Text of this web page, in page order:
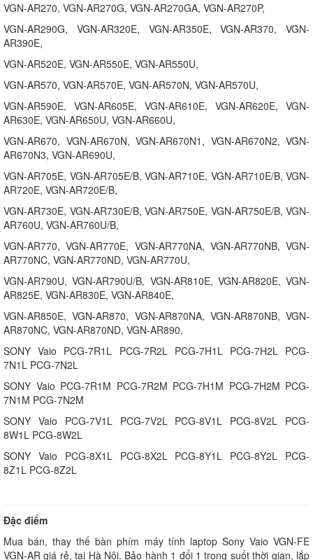
VGN-AR270, VGN-AR270G, VGN-AR270GA, VGN-AR270P,
VGN-AR290G, VGN-AR320E, VGN-AR350E, VGN-AR370, VGN-
AR390E,
VGN-AR520E, VGN-AR550E, VGN-AR550U,
VGN-AR570, VGN-AR570E, VGN-AR570N, VGN-AR570U,
VGN-AR590E, VGN-AR605E, VGN-AR610E, VGN-AR620E, VGN-
AR630E, VGN-AR650U, VGN-AR660U,
VGN-AR670, VGN-AR670N, VGN-AR670N1, VGN-AR670N2, VGN-
AR670N3, VGN-AR690U,
VGN-AR705E, VGN-AR705E/B, VGN-AR710E, VGN-AR710E/B, VGN-
AR720E, VGN-AR720E/B,
VGN-AR730E, VGN-AR730E/B, VGN-AR750E, VGN-AR750E/B, VGN-
AR760U, VGN-AR760U/B,
VGN-AR770, VGN-AR770E, VGN-AR770NA, VGN-AR770NB, VGN-
AR770NC, VGN-AR770ND, VGN-AR770U,
VGN-AR790U, VGN-AR790U/B, VGN-AR810E, VGN-AR820E, VGN-
AR825E, VGN-AR830E, VGN-AR840E,
VGN-AR850E, VGN-AR870, VGN-AR870NA, VGN-AR870NB, VGN-
AR870NC, VGN-AR870ND, VGN-AR890.
SONY Vaio PCG-7R1L PCG-7R2L PCG-7H1L PCG-7H2L PCG-
7N1L PCG-7N2L
SONY Vaio PCG-7R1M PCG-7R2M PCG-7H1M PCG-7H2M PCG-
7N1M PCG-7N2M
SONY Vaio PCG-7V1L PCG-7V2L PCG-8V1L PCG-8V2L PCG-
8W1L PCG-8W2L
SONY Vaio PCG-8X1L PCG-8X2L PCG-8Y1L PCG-8Y2L PCG-
8Z1L PCG-8Z2L
Đặc điểm
Mua bán, thay thế bàn phím máy tính laptop Sony Vaio VGN-FE
VGN-AR giá rẻ, tại Hà Nội. Bảo hành 1 đổi 1 trong suốt thời gian, lắp